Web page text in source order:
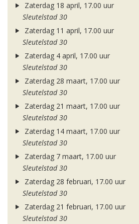
Zaterdag 18 april, 17.00 uur
Sleutelstad 30
Zaterdag 11 april, 17.00 uur
Sleutelstad 30
Zaterdag 4 april, 17.00 uur
Sleutelstad 30
Zaterdag 28 maart, 17.00 uur
Sleutelstad 30
Zaterdag 21 maart, 17.00 uur
Sleutelstad 30
Zaterdag 14 maart, 17.00 uur
Sleutelstad 30
Zaterdag 7 maart, 17.00 uur
Sleutelstad 30
Zaterdag 28 februari, 17.00 uur
Sleutelstad 30
Zaterdag 21 februari, 17.00 uur
Sleutelstad 30